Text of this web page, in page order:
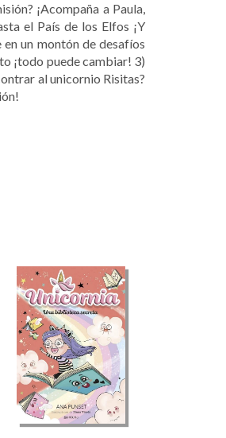
¡Acompaña a Paula,
el País de los Elfos ¡Y
un montón de desafíos
¡todo puede cambiar! 3)
al unicornio Risitas?